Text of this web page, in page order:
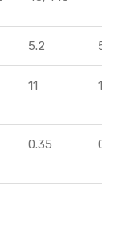
5.2 5.2
11 11
0.35